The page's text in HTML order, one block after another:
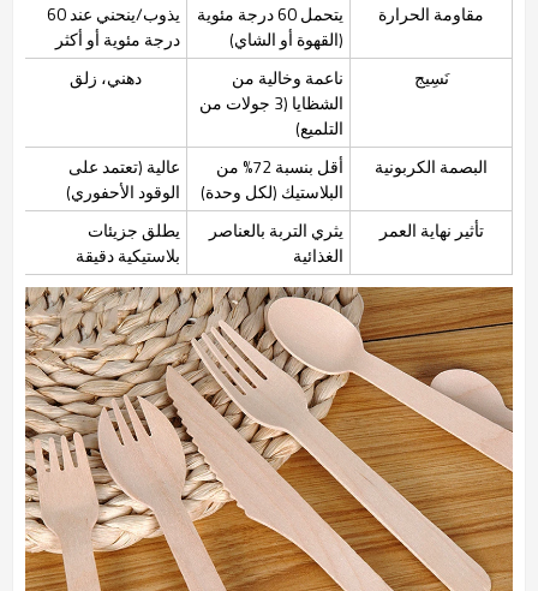
مقاومة الحرارة
يتحمل 60 درجة مئوية
(القهوة أو الشاي)
يذوب/ينحني عند 60
درجة مئوية أو أكثر
نَسِيج
ناعمة وخالية من
الشظايا (3 جولات من
التلميع)
دهني، زلق
البصمة الكربونية
أقل بنسبة 72% من
البلاستيك (لكل وحدة)
عالية (تعتمد على
الوقود الأحفوري)
تأثير نهاية العمر
يثري التربة بالعناصر
الغذائية
يطلق جزيئات
بلاستيكية دقيقة